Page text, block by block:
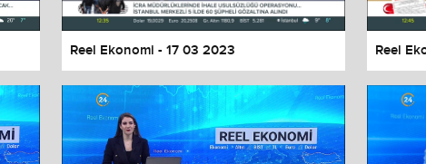
Reel Ekonomi - 17 03 2023 Reel